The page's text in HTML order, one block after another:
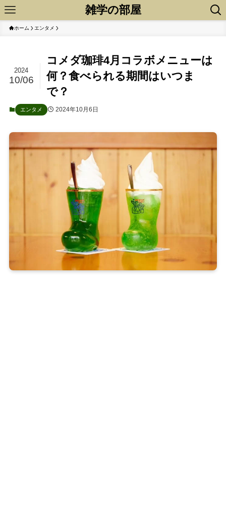
雑学の部屋
ホーム エンタメ
コメダ珈琲4月コラボメニューは
何？食べられる期間はいつま
で？
2024
10/06
エンタメ 2024年10月6日